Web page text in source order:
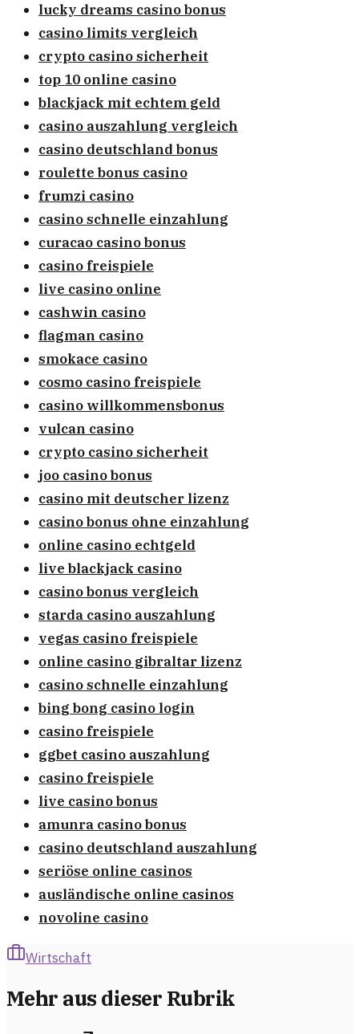
lucky dreams casino bonus
casino limits vergleich
crypto casino sicherheit
top 10 online casino
blackjack mit echtem geld
casino auszahlung vergleich
casino deutschland bonus
roulette bonus casino
frumzi casino
casino schnelle einzahlung
curacao casino bonus
casino freispiele
live casino online
cashwin casino
flagman casino
smokace casino
cosmo casino freispiele
casino willkommensbonus
vulcan casino
crypto casino sicherheit
joo casino bonus
casino mit deutscher lizenz
casino bonus ohne einzahlung
online casino echtgeld
live blackjack casino
casino bonus vergleich
starda casino auszahlung
vegas casino freispiele
online casino gibraltar lizenz
casino schnelle einzahlung
bing bong casino login
casino freispiele
ggbet casino auszahlung
casino freispiele
live casino bonus
amunra casino bonus
casino deutschland auszahlung
seriöse online casinos
ausländische online casinos
novoline casino
Wirtschaft
Mehr aus dieser Rubrik